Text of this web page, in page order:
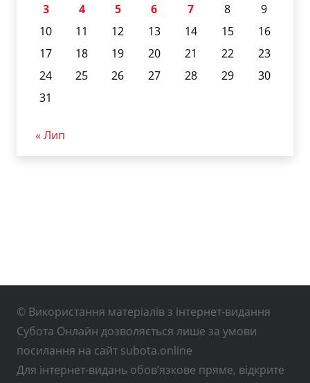
3
4 5 6 7 8
9
10
11 12 13 14 15
16
17
18 19 20 21 22
23
24
25 26 27 28 29
30
31
« Лип
© Використання матеріалів з інтернет-видання
Субота Онлайн дозволяється лише за умови
посилання на сайт subota.online
Для інтернет-видань обов’язкове пряме, відкрите